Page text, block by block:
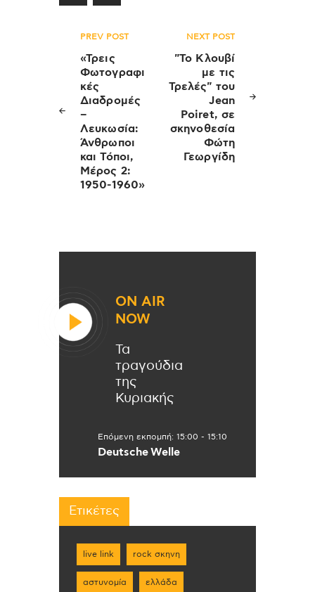
Πλοήγηση
άρθρων
PREV POST
«Τρεις
Φωτογραφι
κές
Διαδρομές
–
Λευκωσία:
Άνθρωποι
και Τόποι,
Μέρος 2:
1950-1960»
NEXT POST
"Το Κλουβί
με τις
Τρελές" του
Jean
Poiret, σε
σκηνοθεσία
Φώτη
Γεωργίδη
ON AIR
NOW
Τα
τραγούδια
της
Κυριακής
Επόμενη εκπομπή: 15:00 - 15:10
Deutsche Welle
Ετικέτες
live link rock σκηνη
αστυνομία ελλάδα